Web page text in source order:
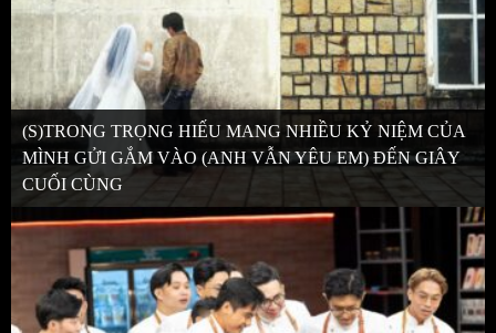
(S)TRONG TRỌNG HIẾU MANG NHIỀU KỶ NIỆM CỦA
MÌNH GỬI GẮM VÀO (ANH VẪN YÊU EM) ĐẾN GIÂY
CUỐI CÙNG